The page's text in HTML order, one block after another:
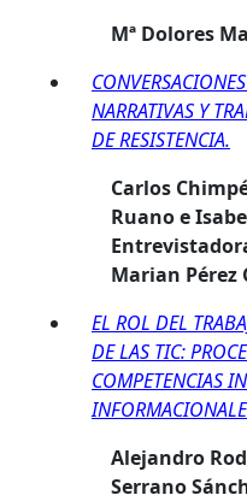
Mª Dolores
NARRATIVAS Y
DE RESISTENCIA.
Carlos
Ruano e
Marian Pérez
EL ROL DEL
DE LAS TIC:
COMPETENCIAS
Alejandro
Serrano